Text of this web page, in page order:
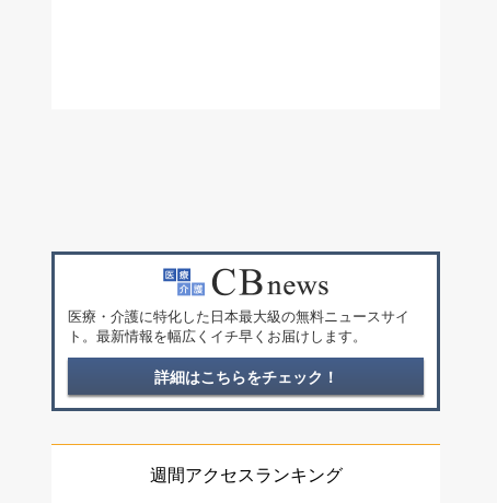
医療・介護に特化した日本最大級の無料ニュースサイ
ト。最新情報を幅広くイチ早くお届けします。
詳細はこちらをチェック！
週間アクセスランキング